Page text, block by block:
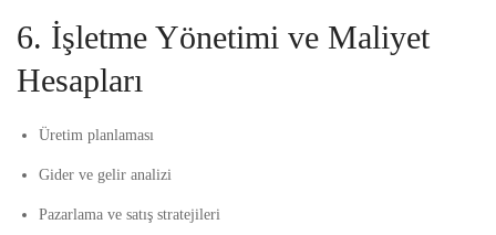
6. İşletme Yönetimi ve Maliyet
Hesapları
Üretim planlaması
Gider ve gelir analizi
Pazarlama ve satış stratejileri